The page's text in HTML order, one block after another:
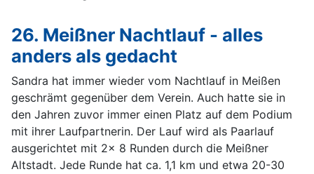
26. Meißner Nachtlauf - alles
anders als gedacht
Sandra hat immer wieder vom Nachtlauf in Meißen
geschrämt gegenüber dem Verein. Auch hatte sie in
den Jahren zuvor immer einen Platz auf dem Podium
mit ihrer Laufpartnerin. Der Lauf wird als Paarlauf
ausgerichtet mit 2x 8 Runden durch die Meißner
Altstadt. Jede Runde hat ca. 1,1 km und etwa 20-30